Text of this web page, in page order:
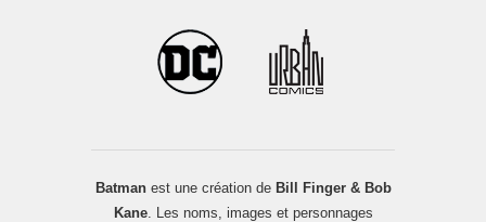
Batmanest une création de Bill Finger & Bob
Kane. Les noms, images et personnages